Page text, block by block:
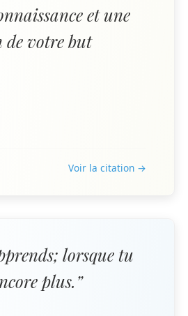
et une
de votre but
Voir la citation →
lorsque tu
plus.”